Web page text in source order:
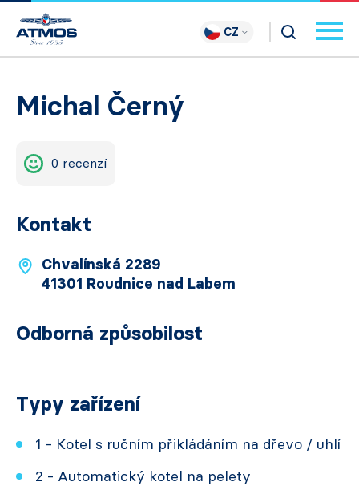
CZ
Michal Černý
0 recenzí
Kontakt
Chvalínská 2289
41301 Roudnice nad Labem
Odborná způsobilost
Typy zařízení
1 - Kotel s ručním přikládáním na dřevo / uhlí
2 - Automatický kotel na pelety